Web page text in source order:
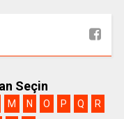
Seçin
M N O P Q
R